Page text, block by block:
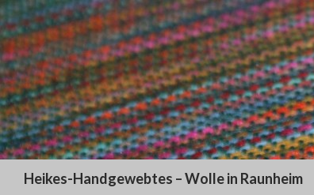
Heikes-Handgewebtes – Wolle in Raunheim